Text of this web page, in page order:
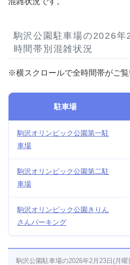
駒沢公園駐車場の2026
時間帯別混雑状況
※横スクロールで全時間帯がご覧
駐車場
駒沢オリンピック公園第一駐
車場
駒沢オリンピック公園第二駐
車場
駒沢オリンピック公園きりん
さんパーキング
駒沢公園駐車場の2026年2月23日(月